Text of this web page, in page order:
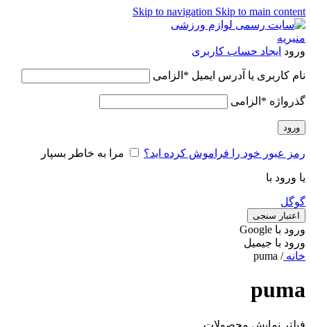
Skip to navigation Skip to main content
ورود ایجاد حساب کاربری
نام کاربری یا آدرس ایمیل * الزامی
گذرواژه * الزامی
ورود
رمز عبور خود را فراموش کرده اید؟ مرا به خاطر بسپار
یا ورود با
گوگل
اعتبار سنجی
ورود با ‫Google
ورود با جیمیل
خانه/
puma
puma
فیلتر نمایش محصولات